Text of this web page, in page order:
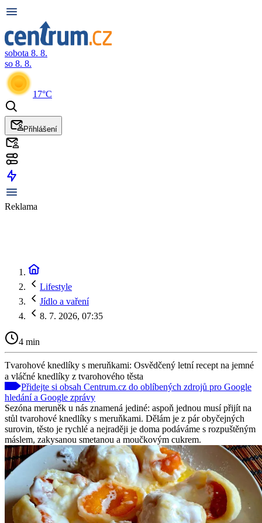
sobota 8. 8.
so 8. 8.
17°C
Přihlášení
Reklama
Lifestyle
Jídlo a vaření
8. 7. 2026, 07:35
4 min
Tvarohové knedlíky s meruňkami: Osvědčený letní recept na jemné
a vláčné knedlíky z tvarohového těsta
Přidejte si obsah Centrum.cz do oblíbených zdrojů pro Google
hledání a Google zprávy
Sezóna meruněk u nás znamená jediné: aspoň jednou musí přijít na
stůl tvarohové knedlíky s meruňkami. Dělám je z pár obyčejných
surovin, těsto je rychlé a nejraději je doma podáváme s rozpuštěným
máslem, zakysanou smetanou a moučkovým cukrem.